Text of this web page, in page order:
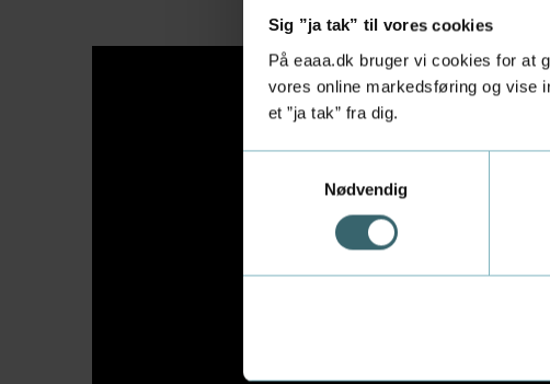
Sig ”ja tak” til vores cookies
På eaaa.dk bruger vi cookies for at
vores online markedsføring og vise
et ”ja tak” fra dig.
Nødvendig
Få
virksomhed
Hos Erhvervsakademi
passer til netop dig og
Bliv klogere her